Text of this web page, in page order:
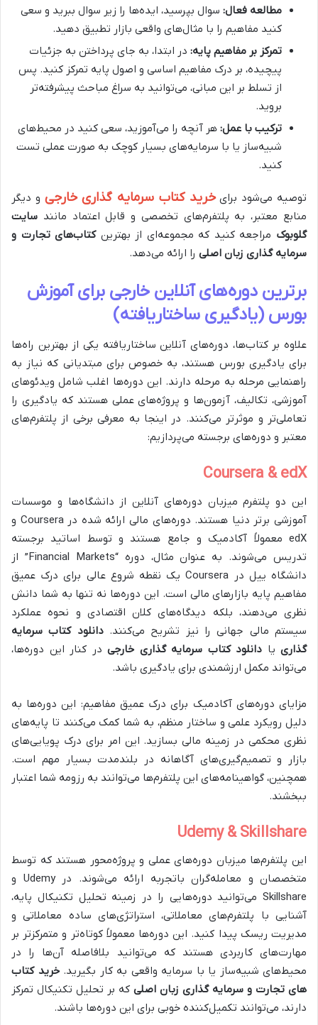
مطالعه فعال: سوال بپرسید، ایده‌ها را زیر سوال ببرید و سعی
کنید مفاهیم را با مثال‌های واقعی بازار تطبیق دهید.
تمرکز بر مفاهیم پایه: در ابتدا، به جای پرداختن به جزئیات
پیچیده، بر درک مفاهیم اساسی و اصول پایه تمرکز کنید. پس
از تسلط بر این مبانی، می‌توانید به سراغ مباحث پیشرفته‌تر
بروید.
ترکیب با عمل: هر آنچه را می‌آموزید، سعی کنید در محیط‌های
شبیه‌ساز یا با سرمایه‌های بسیار کوچک به صورت عملی تست
کنید.
توصیه می‌شود برایخرید کتاب سرمایه گذاری خارجی و دیگر
منابع معتبر، به پلتفرم‌های تخصصی و قابل اعتماد مانند سایت
گلوبوک مراجعه کنید که مجموعه‌ای از بهترینکتاب‌های تجارت و
سرمایه گذاری زبان اصلی را ارائه می‌دهد.
برترین دوره‌های آنلاین خارجی برای آموزش
بورس (یادگیری ساختاریافته)
علاوه بر کتاب‌ها، دوره‌های آنلاین ساختاریافته یکی از بهترین راه‌ها
برای یادگیری بورس هستند، به خصوص برای مبتدیانی که نیاز به
راهنمایی مرحله به مرحله دارند. این دوره‌ها اغلب شامل ویدئوهای
آموزشی، تکالیف، آزمون‌ها و پروژه‌های عملی هستند که یادگیری را
تعاملی‌تر و موثرتر می‌کنند. در اینجا به معرفی برخی از پلتفرم‌های
معتبر و دوره‌های برجسته می‌پردازیم:
Coursera & edX
این دو پلتفرم میزبان دوره‌های آنلاین از دانشگاه‌ها و موسسات
آموزشی برتر دنیا هستند. دوره‌های مالی ارائه شده در Coursera و
edX معمولاً آکادمیک و جامع هستند و توسط اساتید برجسته
تدریس می‌شوند. به عنوان مثال، دوره “Financial Markets” از
دانشگاه ییل در Coursera یک نقطه شروع عالی برای درک عمیق
مفاهیم پایه بازارهای مالی است. این دوره‌ها نه تنها به شما دانش
نظری می‌دهند، بلکه دیدگاه‌های کلان اقتصادی و نحوه عملکرد
سیستم مالی جهانی را نیز تشریح می‌کنند.دانلود کتاب سرمایه
گذاری یا دانلود کتاب سرمایه گذاری خارجی در کنار این دوره‌ها،
می‌تواند مکمل ارزشمندی برای یادگیری باشد.
مزایای دوره‌های آکادمیک برای درک عمیق مفاهیم: این دوره‌ها به
دلیل رویکرد علمی و ساختار منظم، به شما کمک می‌کنند تا پایه‌های
نظری محکمی در زمینه مالی بسازید. این امر برای درک پویایی‌های
بازار و تصمیم‌گیری‌های آگاهانه در بلندمدت بسیار مهم است.
همچنین، گواهینامه‌های این پلتفرم‌ها می‌توانند به رزومه شما اعتبار
ببخشند.
Udemy & Skillshare
این پلتفرم‌ها میزبان دوره‌های عملی و پروژه‌محور هستند که توسط
متخصصان و معامله‌گران باتجربه ارائه می‌شوند. در Udemy و
Skillshare می‌توانید دوره‌هایی را در زمینه تحلیل تکنیکال پایه،
آشنایی با پلتفرم‌های معاملاتی، استراتژی‌های ساده معاملاتی و
مدیریت ریسک پیدا کنید. این دوره‌ها معمولاً کوتاه‌تر و متمرکزتر بر
مهارت‌های کاربردی هستند که می‌توانید بلافاصله آن‌ها را در
محیط‌های شبیه‌ساز یا با سرمایه واقعی به کار بگیرید.خرید کتاب‌
های تجارت و سرمایه گذاری زبان اصلی که بر تحلیل تکنیکال تمرکز
دارند، می‌توانند تکمیل‌کننده خوبی برای این دوره‌ها باشند.